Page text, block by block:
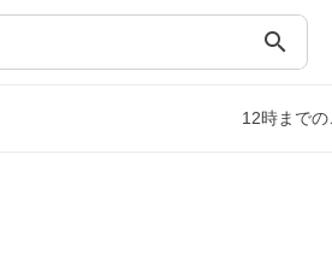
search
12時まで